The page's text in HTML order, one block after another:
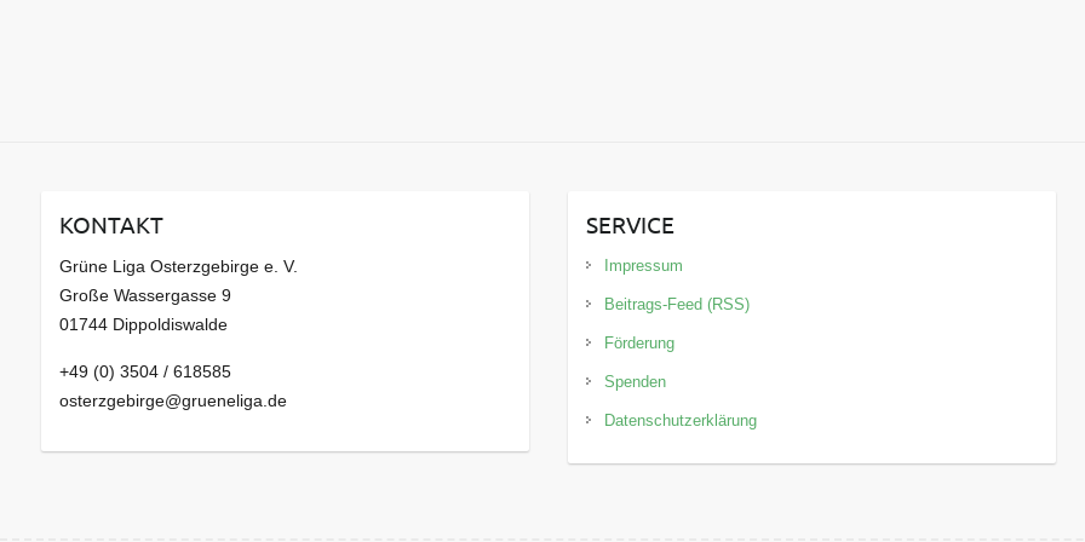
KONTAKT
Grüne Liga Osterzgebirge e. V.
Große Wassergasse 9
01744 Dippoldiswalde
+49 (0) 3504 / 618585
osterzgebirge@grueneliga.de
SERVICE
Impressum
Beitrags-Feed (RSS)
Förderung
Spenden
Datenschutzerklärung